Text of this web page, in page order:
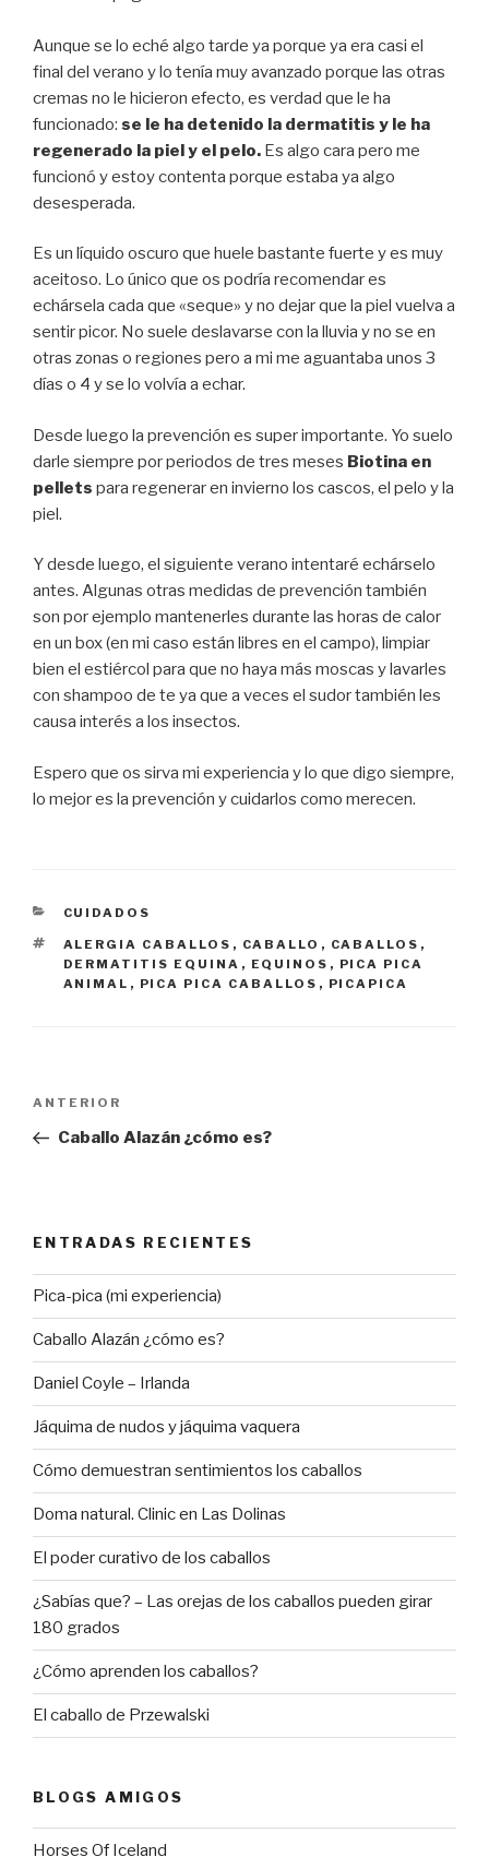
Aunque se lo eché algo tarde ya porque ya era casi el
final del verano y lo tenía muy avanzado porque las otras
cremas no le hicieron efecto, es verdad que le ha
funcionado: se le ha detenido la dermatitis y le ha
regenerado la piel y el pelo. Es algo cara pero me
funcionó y estoy contenta porque estaba ya algo
desesperada.
Es un líquido oscuro que huele bastante fuerte y es muy
aceitoso. Lo único que os podría recomendar es
echársela cada que «seque» y no dejar que la piel vuelva a
sentir picor. No suele deslavarse con la lluvia y no se en
otras zonas o regiones pero a mi me aguantaba unos 3
días o 4 y se lo volvía a echar.
Desde luego la prevención es super importante. Yo suelo
darle siempre por periodos de tres meses Biotina en
pellets para regenerar en invierno los cascos, el pelo y la
piel.
Y desde luego, el siguiente verano intentaré echárselo
antes. Algunas otras medidas de prevención también
son por ejemplo mantenerles durante las horas de calor
en un box (en mi caso están libres en el campo), limpiar
bien el estiércol para que no haya más moscas y lavarles
con shampoo de te ya que a veces el sudor también les
causa interés a los insectos.
Espero que os sirva mi experiencia y lo que digo siempre,
lo mejor es la prevención y cuidarlos como merecen.
CATEGORÍAS
CUIDADOS
ETIQUETAS
ALERGIA CABALLOS , CABALLO , CABALLOS ,
DERMATITIS EQUINA , EQUINOS , PICA PICA
ANIMAL , PICA PICA CABALLOS , PICAPICA
Navegación
entradas
Entrada
anterior:
ANTERIOR
Caballo Alazán ¿cómo es?
ENTRADAS RECIENTES
Pica-pica (mi experiencia)
Caballo Alazán ¿cómo es?
Daniel Coyle – Irlanda
Jáquima de nudos y jáquima vaquera
Cómo demuestran sentimientos los caballos
Doma natural. Clinic en Las Dolinas
El poder curativo de los caballos
¿Sabías que? – Las orejas de los caballos pueden girar
180 grados
¿Cómo aprenden los caballos?
El caballo de Przewalski
BLOGS AMIGOS
Horses Of Iceland